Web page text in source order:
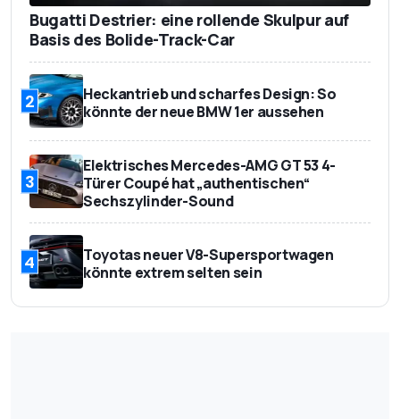
Bugatti Destrier: eine rollende Skulpur auf
Basis des Bolide-Track-Car
2
Heckantrieb und scharfes Design: So
könnte der neue BMW 1er aussehen
3
Elektrisches Mercedes-AMG GT 53 4-
Türer Coupé hat „authentischen“
Sechszylinder-Sound
4
Toyotas neuer V8-Supersportwagen
könnte extrem selten sein